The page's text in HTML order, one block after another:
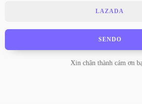
LAZADA
SENDO
Xin chân thành cám ơn